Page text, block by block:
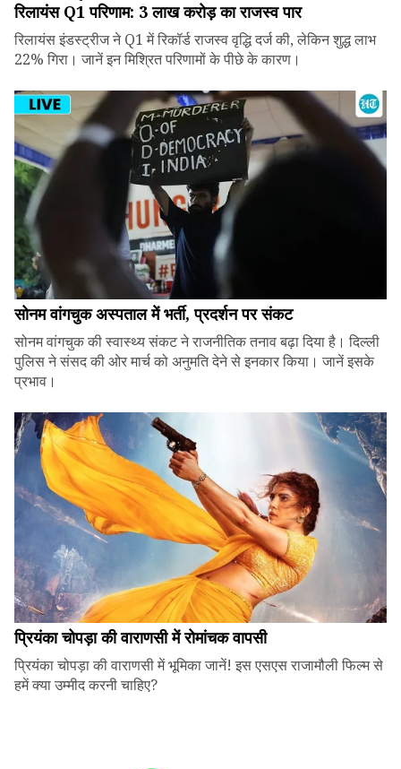
रिलायंस Q1 परिणाम: ₹3 लाख करोड़ का राजस्व पार
रिलायंस इंडस्ट्रीज ने Q1 में रिकॉर्ड राजस्व वृद्धि दर्ज की, लेकिन शुद्ध लाभ
22% गिरा। जानें इन मिश्रित परिणामों के पीछे के कारण।
सोनम वांगचुक अस्पताल में भर्ती, प्रदर्शन पर संकट
सोनम वांगचुक की स्वास्थ्य संकट ने राजनीतिक तनाव बढ़ा दिया है। दिल्ली
पुलिस ने संसद की ओर मार्च को अनुमति देने से इनकार किया। जानें इसके
प्रभाव।
प्रियंका चोपड़ा की वाराणसी में रोमांचक वापसी
प्रियंका चोपड़ा की वाराणसी में भूमिका जानें! इस एसएस राजामौली फिल्म से
हमें क्या उम्मीद करनी चाहिए?